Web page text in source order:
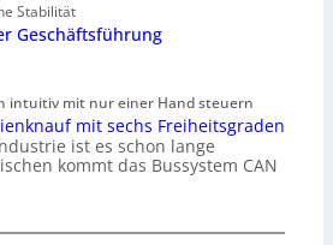
Stabilität
Geschäftsführung
intuitiv mit nur einer Hand steuern
mit sechs Freiheitsgraden
ist es schon lange
kommt das Bussystem CAN